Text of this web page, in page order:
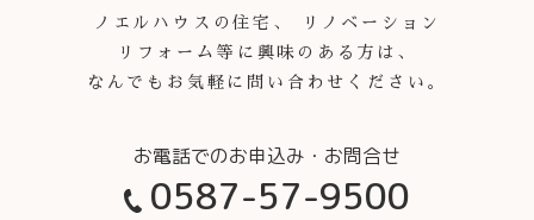
ノエルハウスの住宅、 リノベーション
リフォーム等に興味のある方は、
なんでもお気軽に問い合わせください。
0587-57-9500